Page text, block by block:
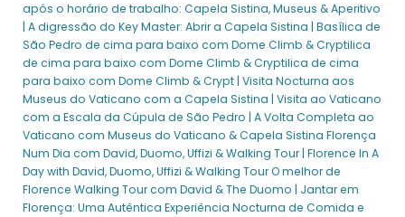
após o horário de trabalho: Capela Sistina, Museus & Aperitivo
| A digressão do Key Master: Abrir a Capela Sistina | Basílica de
São Pedro de cima para baixo com Dome Climb & Cryptilica
de cima para baixo com Dome Climb & Cryptilica de cima
para baixo com Dome Climb & Crypt | Visita Nocturna aos
Museus do Vaticano com a Capela Sistina | Visita ao Vaticano
com a Escala da Cúpula de São Pedro | A Volta Completa ao
Vaticano com Museus do Vaticano & Capela Sistina Florença
Num Dia com David, Duomo, Uffizi & Walking Tour | Florence In A
Day with David, Duomo, Uffizi & Walking TourO melhor de
Florence Walking Tour com David & The Duomo | Jantar em
Florença: Uma Autêntica Experiência Nocturna de Comida e